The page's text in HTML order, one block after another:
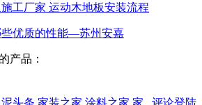
工厂家 运动木地板安装流程
优质的性能—苏州安嘉
的产品：
评论登陆
头条 家装之家 涂料之家 家